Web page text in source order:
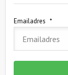
Emailadres *